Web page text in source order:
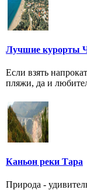
Лучшие курорты
Если взять
пляжи, да и
Каньон реки Тара
Природа -